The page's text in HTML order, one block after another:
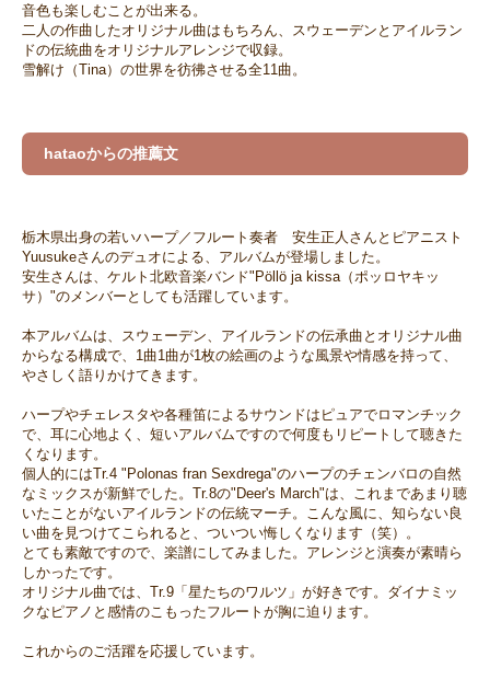
音色も楽しむことが出来る。
二人の作曲したオリジナル曲はもちろん、スウェーデンとアイルラン
ドの伝統曲をオリジナルアレンジで収録。
雪解け（Tina）の世界を彷彿させる全11曲。
hataoからの推薦文
栃木県出身の若いハープ／フルート奏者 安生正人さんとピアニスト
Yuusukeさんのデュオによる、アルバムが登場しました。
安生さんは、ケルト北欧音楽バンド"Pöllö ja kissa（ポッロヤキッ
サ）"のメンバーとしても活躍しています。
本アルバムは、スウェーデン、アイルランドの伝承曲とオリジナル曲
からなる構成で、1曲1曲が1枚の絵画のような風景や情感を持って、
やさしく語りかけてきます。
ハープやチェレスタや各種笛によるサウンドはピュアでロマンチック
で、耳に心地よく、短いアルバムですので何度もリピートして聴きた
くなります。
個人的にはTr.4 "Polonas fran Sexdrega"のハープのチェンバロの自然
なミックスが新鮮でした。Tr.8の"Deer's March"は、これまであまり聴
いたことがないアイルランドの伝統マーチ。こんな風に、知らない良
い曲を見つけてこられると、ついつい悔しくなります（笑）。
とても素敵ですので、楽譜にしてみました。アレンジと演奏が素晴ら
しかったです。
オリジナル曲では、Tr.9「星たちのワルツ」が好きです。ダイナミッ
クなピアノと感情のこもったフルートが胸に迫ります。
これからのご活躍を応援しています。